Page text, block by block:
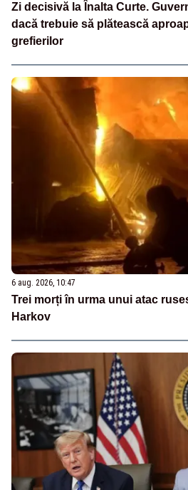
Zi decisivă la Înalta Curte.
dacă trebuie să plătească
grefierilor
6 aug. 2026, 10:47
Trei morți în urma unui atac
Harkov